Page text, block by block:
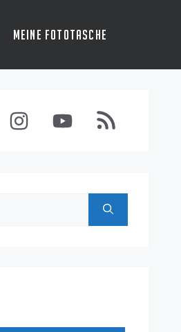
Meine Fototasche